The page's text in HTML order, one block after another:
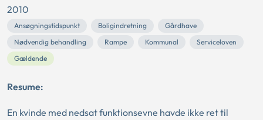
2010
Ansøgningstidspunkt Boligindretning
Gårdhave
Nødvendig behandling
Rampe Kommunal
Serviceloven
Gældende
Resume:
En kvinde med nedsat funktionsevne havde ikke ret til